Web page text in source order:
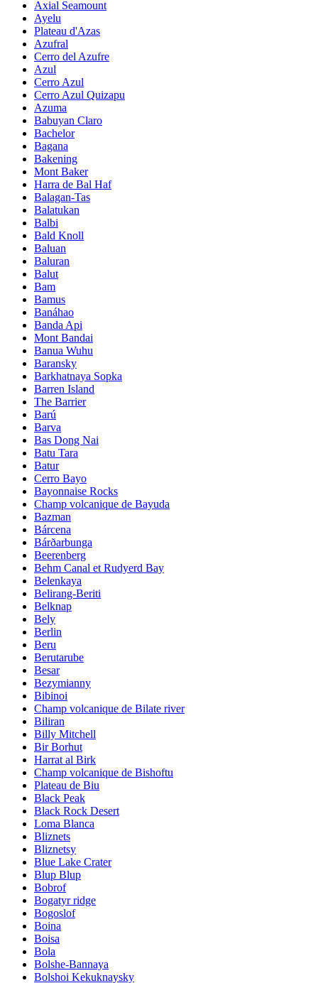
Axial Seamount
Ayelu
Plateau d'Azas
Azufral
Cerro del Azufre
Azul
Cerro Azul
Cerro Azul Quizapu
Azuma
Babuyan Claro
Bachelor
Bagana
Bakening
Mont Baker
Harra de Bal Haf
Balagan-Tas
Balatukan
Balbi
Bald Knoll
Baluan
Baluran
Balut
Bam
Bamus
Banáhao
Banda Api
Mont Bandai
Banua Wuhu
Baransky
Barkhatnaya Sopka
Barren Island
The Barrier
Barú
Barva
Bas Dong Nai
Batu Tara
Batur
Cerro Bayo
Bayonnaise Rocks
Champ volcanique de Bayuda
Bazman
Bárcena
Bárðarbunga
Beerenberg
Behm Canal et Rudyerd Bay
Belenkaya
Belirang-Beriti
Belknap
Bely
Berlin
Beru
Berutarube
Besar
Bezymianny
Bibinoi
Champ volcanique de Bilate river
Biliran
Billy Mitchell
Bir Borhut
Harrat al Birk
Champ volcanique de Bishoftu
Plateau de Biu
Black Peak
Black Rock Desert
Loma Blanca
Bliznets
Bliznetsy
Blue Lake Crater
Blup Blup
Bobrof
Bogatyr ridge
Bogoslof
Boina
Boisa
Bola
Bolshe-Bannaya
Bolshoi Kekuknaysky